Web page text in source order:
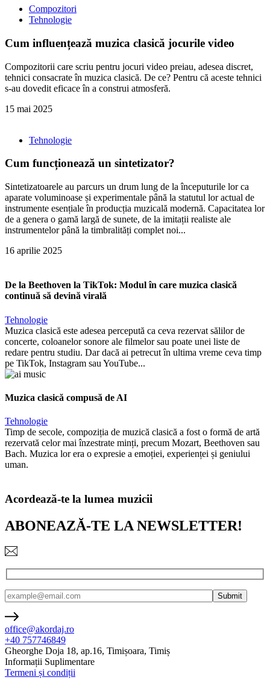
Compozitori
Tehnologie
Cum influențează muzica clasică jocurile video
Compozitorii care scriu pentru jocuri video preiau, adesea discret,
tehnici consacrate în muzica clasică. De ce? Pentru că aceste tehnici
s-au dovedit eficace în a construi atmosferă.
15 mai 2025
Tehnologie
Cum funcționează un sintetizator?
Sintetizatoarele au parcurs un drum lung de la începuturile lor ca
aparate voluminoase și experimentale până la statutul lor actual de
instrumente esențiale în producția muzicală modernă. Capacitatea lor
de a genera o gamă largă de sunete, de la imitații realiste ale
instrumentelor până la timbralități complet noi...
16 aprilie 2025
De la Beethoven la TikTok: Modul în care muzica clasică
continuă să devină virală
Tehnologie
Muzica clasică este adesea percepută ca ceva rezervat sălilor de
concerte, coloanelor sonore ale filmelor sau poate unei liste de
redare pentru studiu. Dar dacă ai petrecut în ultima vreme ceva timp
pe TikTok, Instagram sau YouTube...
Muzica clasică compusă de AI
Tehnologie
Timp de secole, compoziția de muzică clasică a fost o formă de artă
rezervată celor mai înzestrate minți, precum Mozart, Beethoven sau
Bach. Muzica lor era o expresie a emoției, experienței și geniului
uman.
Acordează-te la lumea muzicii
ABONEAZĂ-TE LA NEWSLETTER!
office@akordaj.ro
+40 757746849
Gheorghe Doja 18, ap.16, Timișoara, Timiș
Informații Suplimentare
Termeni și condiții